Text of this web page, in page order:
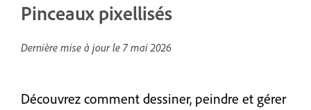
Pinceaux pixellisés
Dernière mise à jour le 7 mai 2026
Découvrez comment dessiner, peindre et gérer